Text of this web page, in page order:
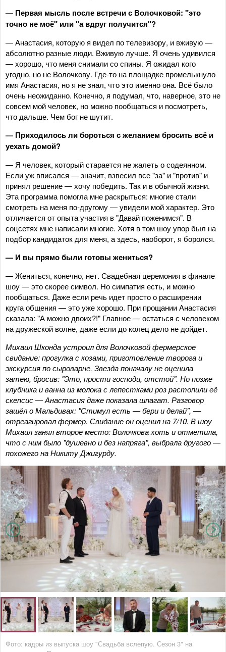
— Первая мысль после встречи с Волочковой: "это
точно не моё" или "а вдруг получится"?
— Анастасия, которую я видел по телевизору, и вживую —
абсолютно разные люди. Вживую лучше. Я очень удивился
— хорошо, что меня снимали со спины. Я ожидал кого
угодно, но не Волочкову. Где‑то на площадке промелькнуло
имя Анастасия, но я не знал, что это именно она. Всё было
очень неожиданно. Конечно, я подумал, что, наверное, это не
совсем мой человек, но можно пообщаться и посмотреть,
что дальше. Чем бог не шутит.
— Приходилось ли бороться с желанием бросить всё и
уехать домой?
— Я человек, который старается не жалеть о содеянном.
Если уж вписался — значит, взвесил все "за" и "против" и
принял решение — хочу победить. Так и в обычной жизни.
Эта программа помогла мне раскрыться: многие стали
смотреть на меня по‑другому — увидели мой характер. Это
отличается от опыта участия в "Давай поженимся". В
соцсетях мне написали многие. Хотя в том шоу упор был на
подбор кандидаток для меня, а здесь, наоборот, я боролся.
— И вы прямо были готовы жениться?
— Жениться, конечно, нет. Свадебная церемония в финале
шоу — это скорее символ. Но симпатия есть, и можно
пообщаться. Даже если речь идет просто о расширении
круга общения — это уже хорошо. При прощании Анастасия
сказала: "А можно двоих?!" Главное — остаться с человеком
на дружеской волне, даже если до колец дело не дойдет.
Михаил Шконда устроил для Волочковой фермерское
свидание: прогулка с козами, приготовление творога и
экскурсия по сыроварне. Звезда поначалу не оценила
затею, бросив: "Это, прости господи, отстой". Но позже
клубника и ванна из молока с лепестками роз растопили её
скепсис — Анастасия даже показала шпагат. Разговор
зашёл о Мальдивах: "Стимул есть — бери и делай", —
отреагировал фермер. Свидание он оценил на 7/10. В шоу
Михаил занял второе место: Волочкова хоть и отметила,
что с ним было "душевно и без напряга", выбрала другого —
похожего на Никиту Джигурду.
Фото: кадры из выпуска шоу "Свадьба вслепую. Сезон 3" на